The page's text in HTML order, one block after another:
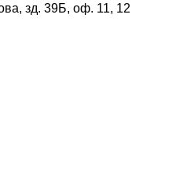
зд. 39Б, оф. 11, 12